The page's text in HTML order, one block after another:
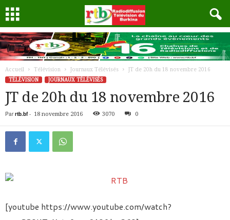
Accueil Télévision Journaux Télévisés
JT de 20h du 18 novembre 2016
TÉLÉVISION
JOURNAUX TÉLÉVISÉS
JT de 20h du 18 novembre 2016
Par rtb.bf- 18 novembre 2016 3070 0
[youtube https://www.youtube.com/watch?